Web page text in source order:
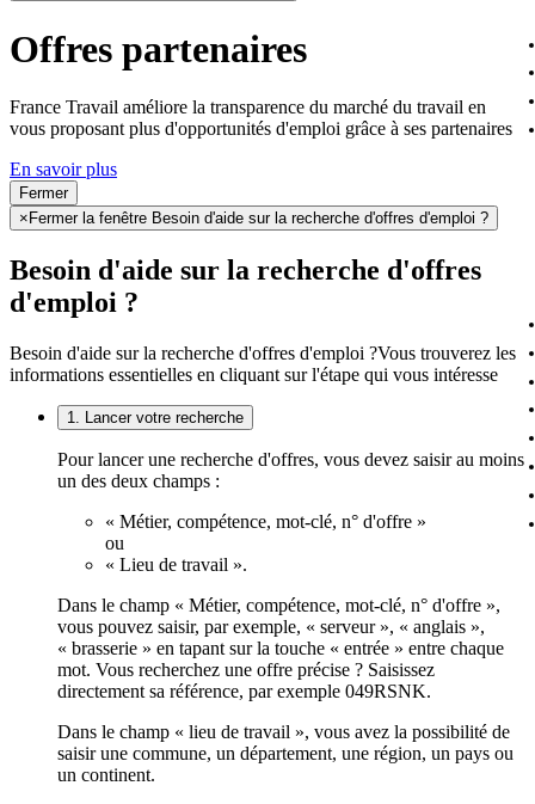
Offres partenaires
France Travail améliore la transparence du marché du travail en
vous proposant plus d'opportunités d'emploi grâce à ses partenaires
En savoir plus
Fermer
× Fermer la fenêtre Besoin d'aide sur la recherche d'offres d'emploi ?
Besoin d'aide sur la recherche d'offres
d'emploi ?
Besoin d'aide sur la recherche d'offres d'emploi ?Vous trouverez les
informations essentielles en cliquant sur l'étape qui vous intéresse
1. Lancer votre recherche
Pour lancer une recherche d'offres, vous devez saisir au moins
un des deux champs :
« Métier, compétence, mot-clé, n° d'offre »
ou
« Lieu de travail ».
Dans le champ « Métier, compétence, mot-clé, n° d'offre »,
vous pouvez saisir, par exemple, « serveur », « anglais »,
« brasserie » en tapant sur la touche « entrée » entre chaque
mot. Vous recherchez une offre précise ? Saisissez
directement sa référence, par exemple 049RSNK.
Dans le champ « lieu de travail », vous avez la possibilité de
saisir une commune, un département, une région, un pays ou
un continent.